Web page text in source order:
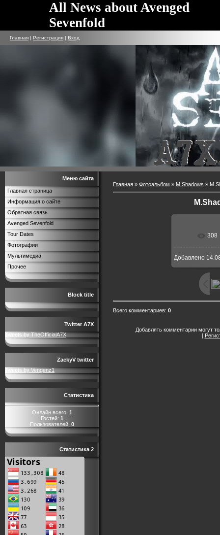
All News about Avenged
Sevenfold
Главная | Регистрация | Вход
Меню сайта
Главная страница
Информация о сайте
Обратная связь
Avenged Sevenfold
Tour Dates
Фотографии
Мультимедиа
Прочее
Block title
Twitter A7X
Tweets by TheOfficialA7X
ZackyV twitter
Tweets by Vengenz1
Статистика
Онлайн всего: 1
Гостей: 1
Пользователей: 0
Статистика 2
Главная » Фотоальбом » M.Shadows »
В 308
Добавлено
Всего комментариев: 0
Добавлять комментарии могут
[